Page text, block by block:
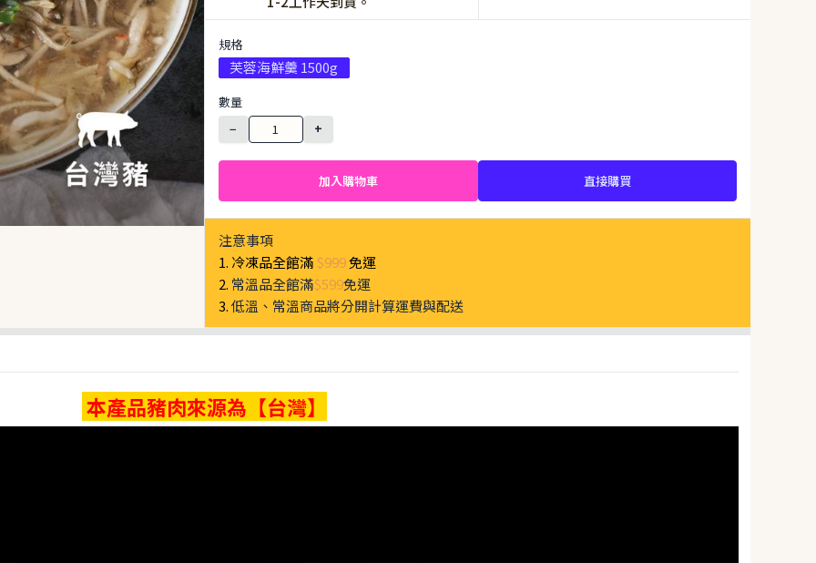
規格
芙蓉海鮮羹 1500g
數量
−
+
加入購物車 直接購買
注意事項
1. 冷凍品全館滿 $999免運
2. 常溫品全館滿$599免運
3.低溫、常溫商品將分開計算運費與配送
本產品豬肉來源為【台灣】